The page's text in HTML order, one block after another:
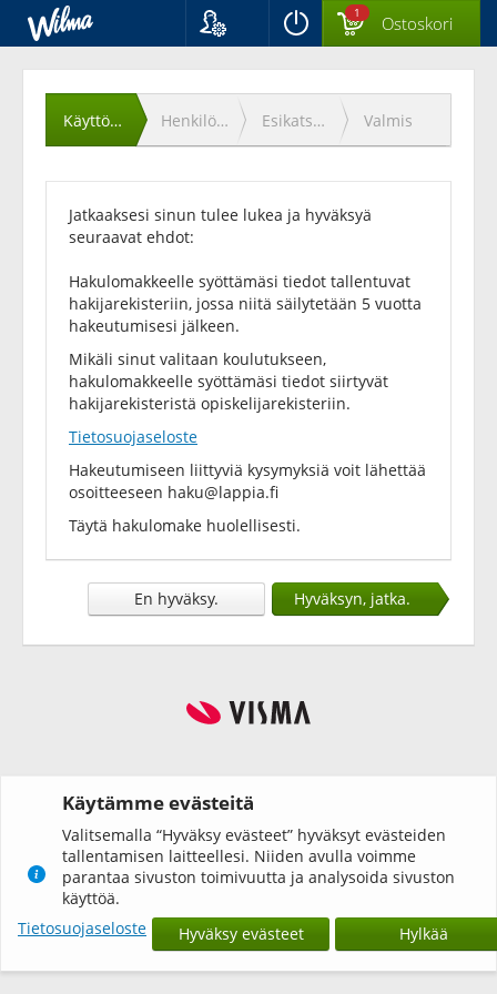
Svenska
English
1 Ostoskori
Käyttöehtojen
hyväksyminen
Käyttöehdot Henkilötiedot Esikatselu Valmis
Jatkaaksesi sinun tulee lukea ja hyväksyä
seuraavat ehdot:
Hakulomakkeelle syöttämäsi tiedot tallentuvat
hakijarekisteriin, jossa niitä säilytetään 5 vuotta
hakeutumisesi jälkeen.
Mikäli sinut valitaan koulutukseen,
hakulomakkeelle syöttämäsi tiedot siirtyvät
hakijarekisteristä opiskelijarekisteriin.
Tietosuojaseloste
Hakeutumiseen liittyviä kysymyksiä voit lähettää
osoitteeseen haku@lappia.fi
Täytä hakulomake huolellisesti.
En hyväksy. Hyväksyn, jatka.
Käytämme evästeitä
Valitsemalla “Hyväksy evästeet” hyväksyt evästeiden
tallentamisen laitteellesi. Niiden avulla voimme
parantaa sivuston toimivuutta ja analysoida sivuston
käyttöä.
Tietosuojaseloste
Hyväksy evästeet Hylkää